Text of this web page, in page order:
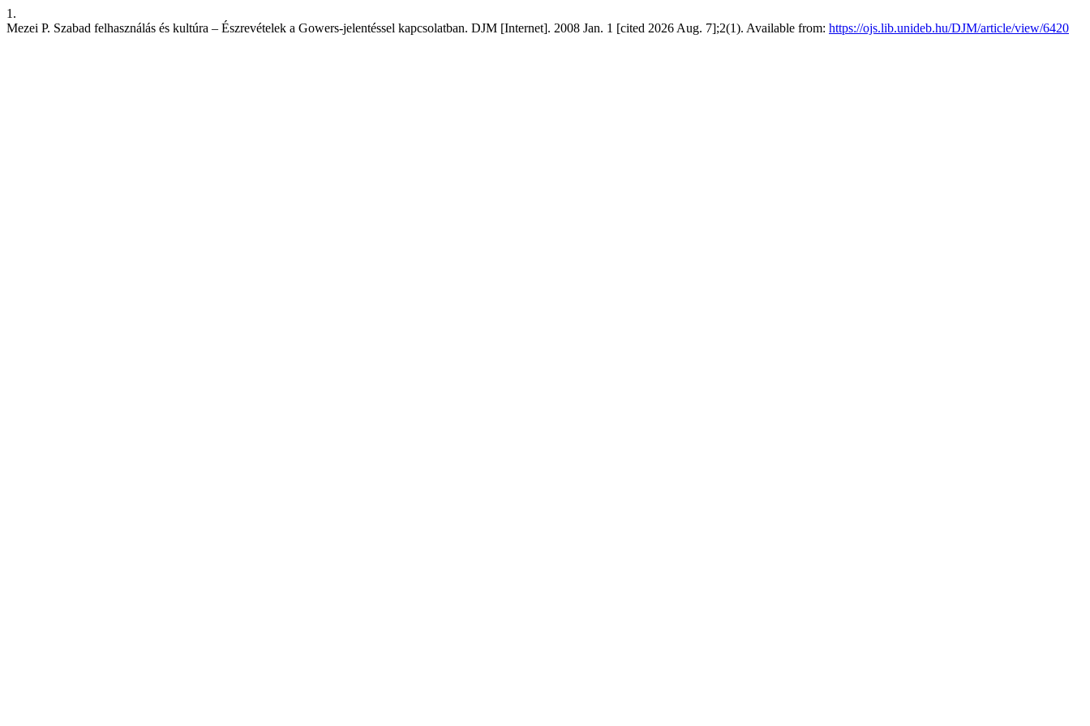
1.
Mezei P. Szabad felhasználás és kultúra – Észrevételek a Gowers-jelentéssel kapcsolatban. DJM [Internet]. 2008 Jan. 1 [cited 2026 Aug. 7];2(1). Available from: https://ojs.lib.unideb.hu/DJM/article/view/6420